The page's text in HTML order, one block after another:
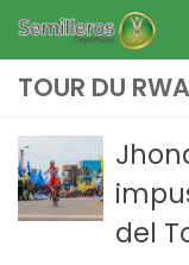
Saltar al
TOUR DU
del